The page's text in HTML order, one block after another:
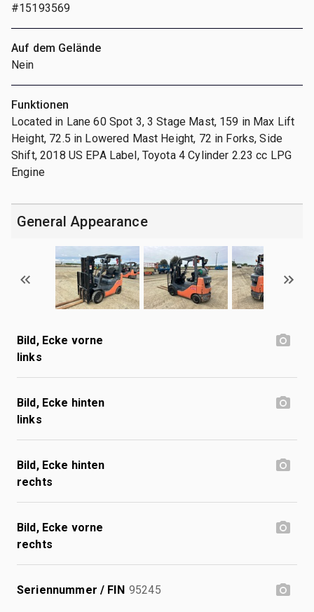
#15193569
Auf dem Gelände
Nein
Funktionen
Located in Lane 60 Spot 3, 3 Stage Mast, 159 in Max Lift
Height, 72.5 in Lowered Mast Height, 72 in Forks, Side
Shift, 2018 US EPA Label, Toyota 4 Cylinder 2.23 cc LPG
Engine
General Appearance
Bild, Ecke vorne
links
Bild, Ecke hinten
links
Bild, Ecke hinten
rechts
Bild, Ecke vorne
rechts
Seriennummer / FIN 95245